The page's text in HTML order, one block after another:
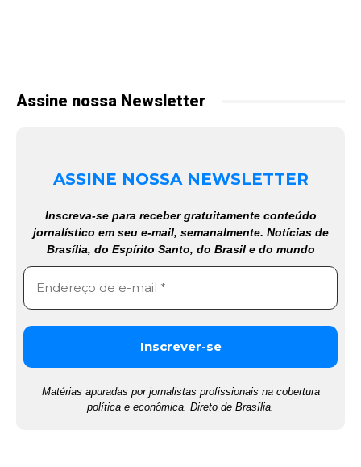
Assine nossa Newsletter
ASSINE NOSSA NEWSLETTER
Inscreva-se para receber gratuitamente conteúdo
jornalístico em seu e-mail, semanalmente. Notícias de
Brasília, do Espírito Santo, do Brasil e do mundo
Matérias apuradas por jornalistas profissionais na cobertura
política e econômica. Direto de Brasília.